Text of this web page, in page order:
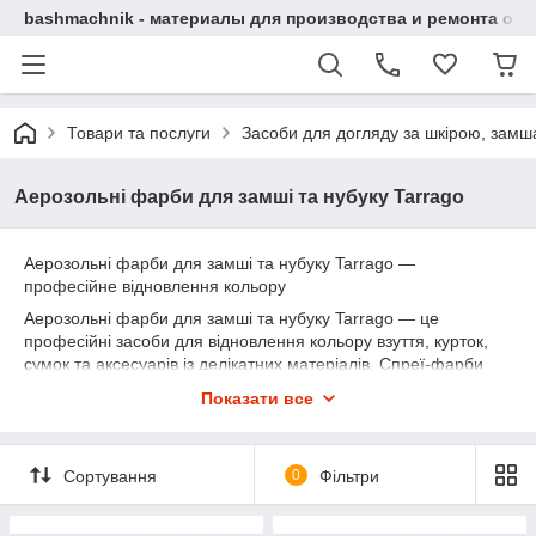
bashmachnik - материалы для производства и ремонта
Товари та послуги Засоби для догляду за шкірою,
Аерозольні фарби для замші та нубуку Tarrago
Аерозольні фарби для замші та нубуку Tarrago —
професійне відновлення кольору
Аерозольні фарби для замші та нубуку Tarrago — це
професійні засоби для відновлення кольору взуття, курток,
сумок та аксесуарів із делікатних матеріалів. Спреї-фарби
допомагають освіжити колір, приховати потертості, усунути
Показати все
Сортування 0 Фільтри